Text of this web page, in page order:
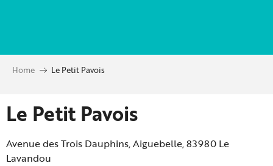
principal
Home Le Petit Pavois
Le Petit Pavois
Avenue des Trois Dauphins, Aiguebelle, 83980 Le
Lavandou